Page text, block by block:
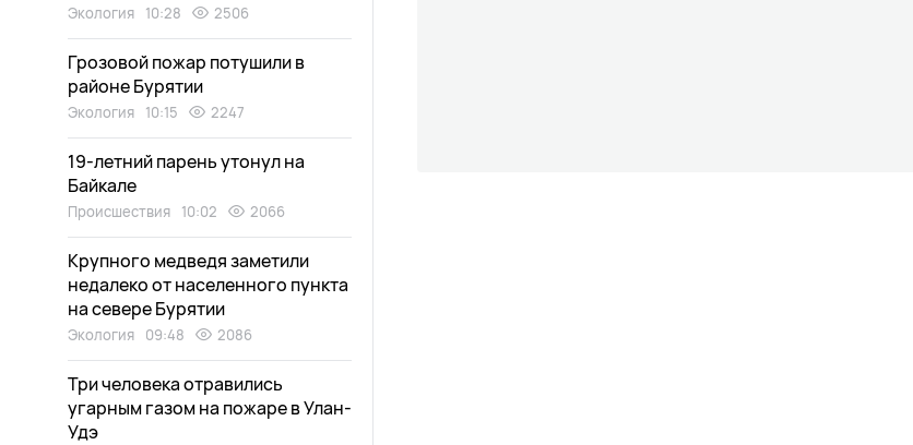
Экология 10:28 2506
Грозовой пожар потушили в
районе Бурятии
Экология 10:15 2247
19-летний парень утонул на
Байкале
Происшествия 10:02 2066
Крупного медведя заметили
недалеко от населенного пункта
на севере Бурятии
Экология 09:48 2086
Три человека отравились
угарным газом на пожаре в Улан-
Удэ